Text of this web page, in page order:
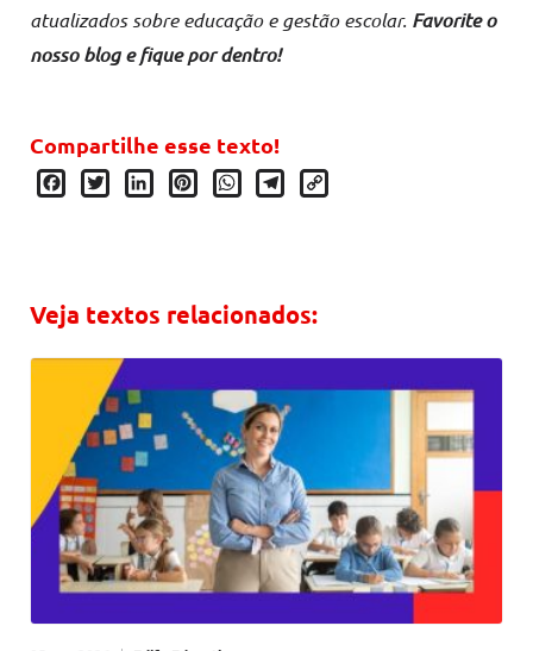
atualizados sobre educação e gestão escolar. Favorite o
nosso blog e fique por dentro!
Compartilhe esse texto!
Veja textos relacionados: